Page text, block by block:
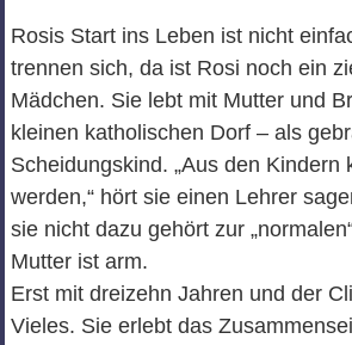
Rosis Start ins Leben ist nicht
trennen sich, da ist Rosi noch ein
Mädchen. Sie lebt mit Mutter und
kleinen katholischen Dorf – als
Scheidungskind. „Aus den Kindern
werden,“ hört sie einen Lehrer
sie nicht dazu gehört zur
Mutter ist arm.
Erst mit dreizehn Jahren und der
Vieles. Sie erlebt das